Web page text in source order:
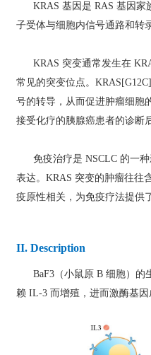
KRAS 基因是 RAS 基因家
子受体与细胞内信号通路和转
KRAS 突变通常发生在
常见的突变位点。
号的转导，从而促进肿瘤细胞
接受化疗的胰腺癌患者的诊断
免疫治疗是 NSCLC 的一种
表达。KRAS 突变的肿瘤往往
疫原性相关，为免疫疗法提供
II. Description
BaF3（小鼠原 B 细胞）的
赖 IL-3 而增殖，进而激酶基